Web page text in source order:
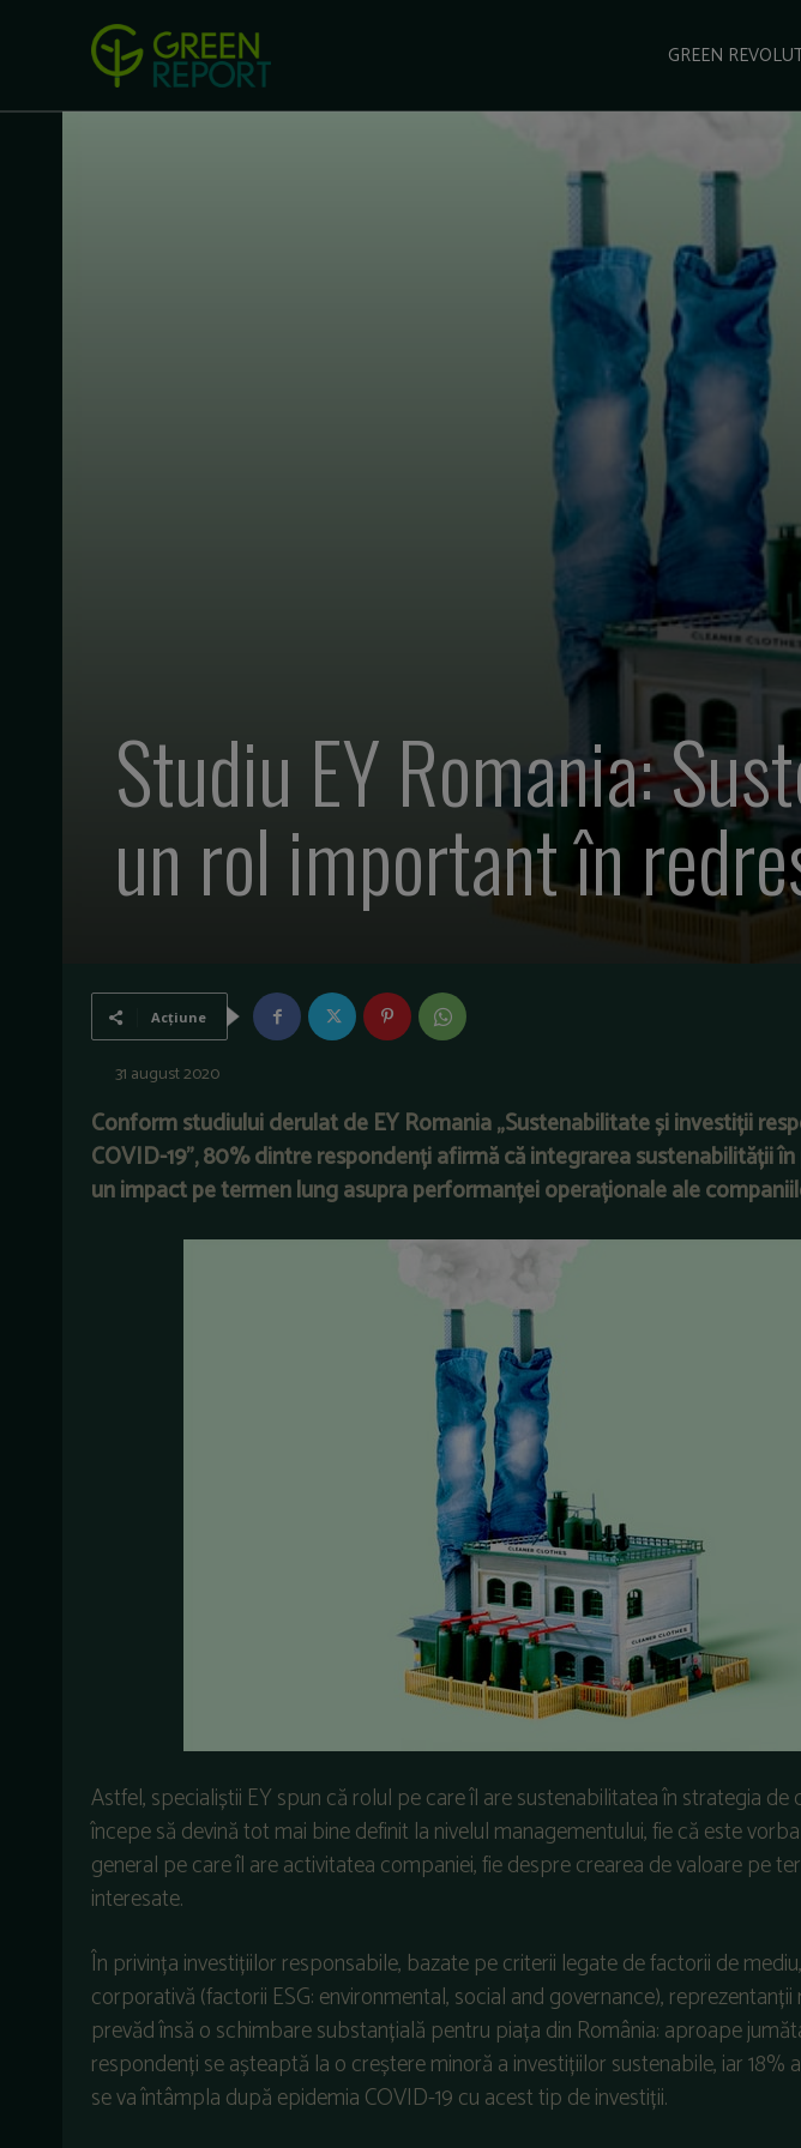
GREEN
Studiu EY Romania:
un rol important în
Acțiune
31 august 2020
Conform studiului derulat de EY Romania „Sustenabilitate și investiții
COVID-19”, 80% dintre respondenți afirmă că integrarea sustenabilității
un impact pe termen lung asupra performanței operaționale ale
Astfel, specialiștii EY spun că rolul pe care îl are sustenabilitatea în strategia
începe să devină tot mai bine definit la nivelul managementului, fie că este
general pe care îl are activitatea companiei, fie despre crearea de valoare pe
interesate.
În privința investițiilor responsabile, bazate pe criterii legate de factorii de
corporativă (factorii ESG: environmental, social and governance),
prevăd însă o schimbare substanțială pentru piața din România: aproape
respondenți se așteaptă la o creștere minoră a investițiilor sustenabile, iar 18%
se va întâmpla după epidemia COVID-19 cu acest tip de investiții.